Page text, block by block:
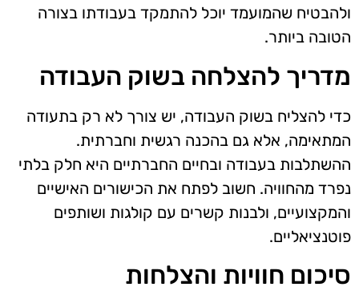
ולהבטיח שהמועמד יוכל להתמקד בעבודתו בצורה
הטובה ביותר.
מדריך להצלחה בשוק העבודה
כדי להצליח בשוק העבודה, יש צורך לא רק בתעודה
המתאימה, אלא גם בהכנה רגשית וחברתית.
ההשתלבות בעבודה ובחיים החברתיים היא חלק בלתי
נפרד מהחוויה. חשוב לפתח את הכישורים האישיים
והמקצועיים, ולבנות קשרים עם קולגות ושותפים
פוטנציאליים.
סיכום חוויות והצלחות